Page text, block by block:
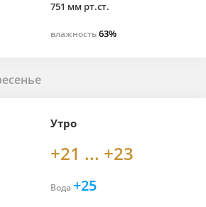
751 мм рт.ст.
влажность63%
Утро
+21 ... +23
Вода +25